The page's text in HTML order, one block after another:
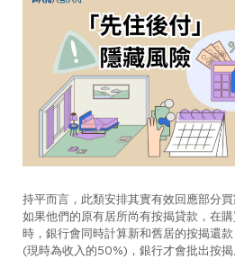
持平而言，此類安排其實有效回應部分
如果他們的原有居所尚有按揭貸款，在
時，銀行會同時計算新和舊居的按揭還
(現時為收入的50%)，銀行才會批出按